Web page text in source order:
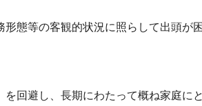
態等の客観的状況に照らして出頭が
回避し、長期にわたって概ね家庭に